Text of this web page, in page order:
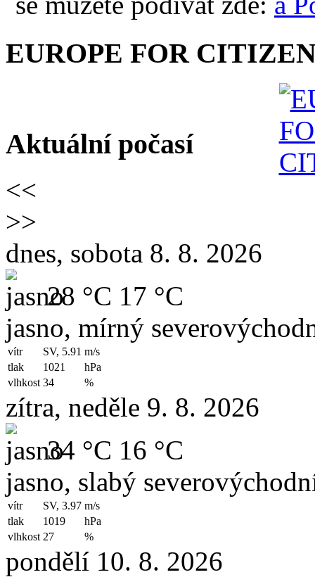
EUROPE FOR
Aktuální počasí
<<
>>
dnes, sobota 8. 8. 2026
28 °C 17 °C
jasno, mírný
vítr SV, 5.91 m/s
tlak
1021
hPa
vlhkost 34 %
zítra, neděle 9. 8. 2026
34 °C 16 °C
jasno, slabý
vítr SV, 3.97 m/s
tlak
1019
hPa
vlhkost 27 %
pondělí 10. 8. 2026